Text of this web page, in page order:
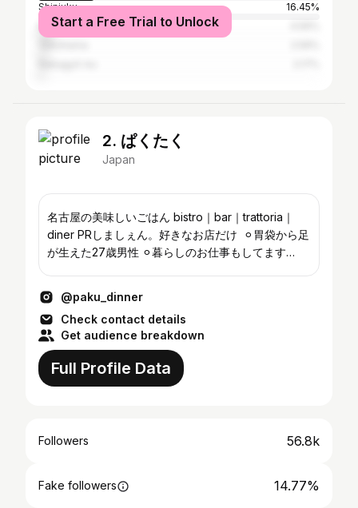
Shinjuku
16.45%
Kita-ku
Start a Free Trial to Unlock
2. ぱくたく
Japan
名古屋の美味しいごはん bistro｜bar｜trattoria｜
diner PRしましぇん。好きなお店だけ ⁡ ⚪︎胃袋から足
が生えた27歳男性 ⚪︎暮らしのお仕事もしてます
@paku_dinner
Check contact details
Get audience breakdown
Full Profile Data
Followers 56.8k
Fake followers 14.77%